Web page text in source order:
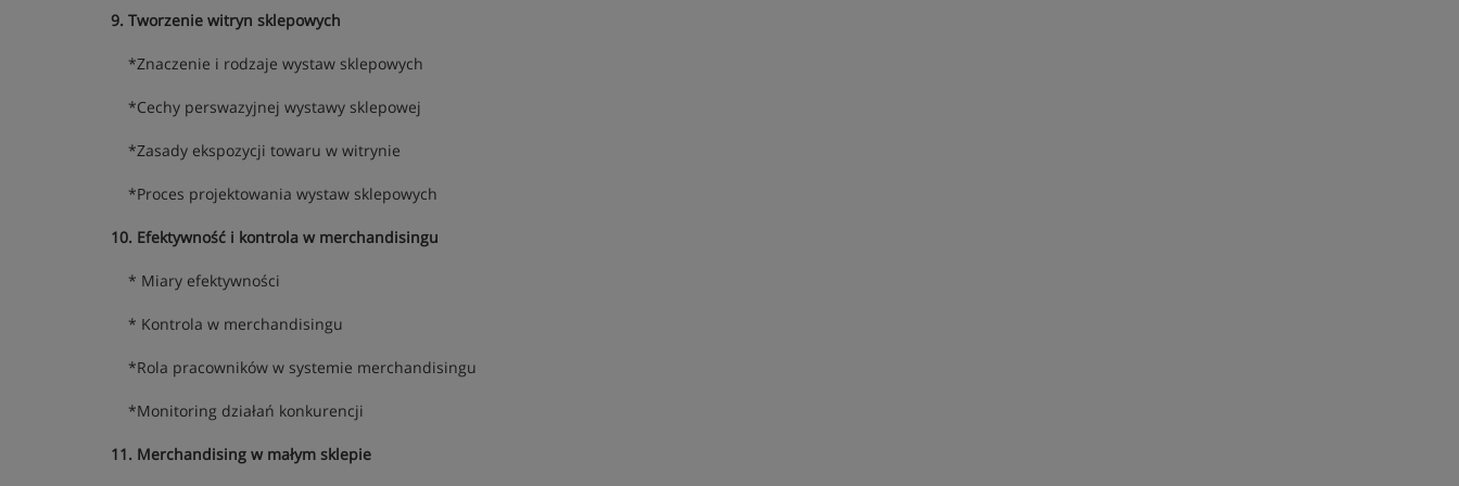
9. Tworzenie witryn sklepowych
*Znaczenie i rodzaje wystaw sklepowych
*Cechy perswazyjnej wystawy sklepowej
*Zasady ekspozycji towaru w witrynie
*Proces projektowania wystaw sklepowych
10. Efektywność i kontrola w merchandisingu
* Miary efektywności
* Kontrola w merchandisingu
*Rola pracowników w systemie merchandisingu
*Monitoring działań konkurencji
11. Merchandising w małym sklepie